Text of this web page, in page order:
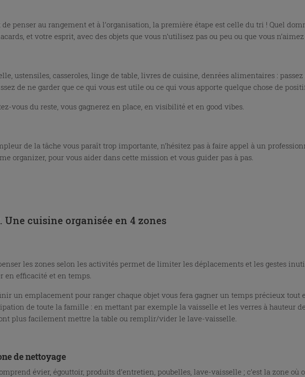
de penser au rangement et à l’organisation, la première étape est celle du tri ! Quel
et votre esprit, avec des objets que vous n’utilisez pas ou peu ou que vous n’aimez
ustensiles, casseroles, linge de table, livres de cuisine, denrées alimentaires :
de ne garder que ce qui vous est utile ou ce qui vous apporte quelque chose de
vous du reste, vous gagnerez en place, en visibilité et en good vibes.
de la tâche vous paraît trop importante, n’hésitez pas à faire appel à un
organizer, pour vous aider dans cette mission et vous guider pas à pas.
Une cuisine organisée en 4 zones
les zones selon les activités permet de limiter les déplacements et les gestes
en efficacité et en temps.
un emplacement pour ranger chaque objet vous fera gagner un temps précieux tout
de toute la famille : en mettant par exemple la vaisselle et les verres à hauteur
plus facilement mettre la table ou remplir/vider le lave-vaisselle.
de nettoyage
évier, égouttoir, produits d’entretien, poubelles, lave-vaisselle ; c’est la zone où